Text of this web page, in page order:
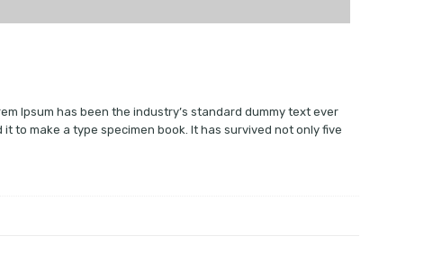
Ipsum has been the industry’s standard dummy text ever
to make a type specimen book. It has survived not only five